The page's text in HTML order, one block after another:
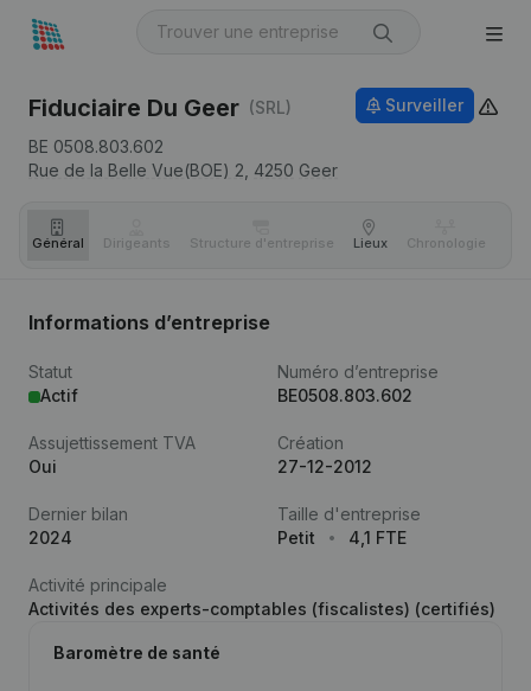
Fiduciaire Du Geer (SRL)
BE 0508.803.602
Rue de la Belle Vue(BOE) 2, 4250 Geer
Surveiller
Général Dirigeants Structure d'entreprise Lieux Chronologie
Informations d’entreprise
Statut
Actif
Numéro d’entreprise
BE0508.803.602
Assujettissement TVA
Oui
Création
27-12-2012
Dernier bilan
2024
Taille d'entreprise
Petit
4,1 FTE
Activité principale
Activités des experts-comptables (fiscalistes) (certifiés)
Baromètre de santé